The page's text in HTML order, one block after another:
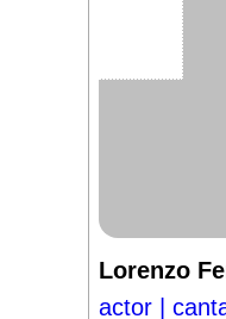
Lorenzo
actor |